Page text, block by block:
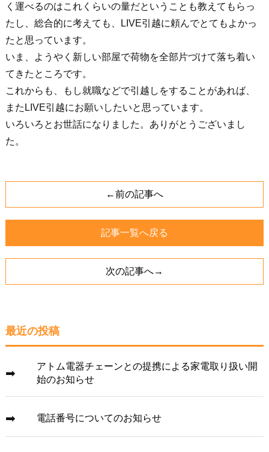
く運べるのはこれくらいの量だということも教えてもらっ
たし、総合的に考えても、LIVE引越に頼んでとてもよかっ
たと思っています。
いま、ようやく新しい部屋で荷物を全部片づけて落ち着い
てきたところです。
これからも、もし就職などで引越しをすることがあれば、
またLIVE引越にお願いしたいと思っています。
いろいろとお世話になりました。ありがとうございまし
た。
←前の記事へ
記事一覧へ戻る
次の記事へ→
最近の投稿
アトム電器チェーンとの提携による家電取り扱い開
始のお知らせ
電話番号についてのお知らせ